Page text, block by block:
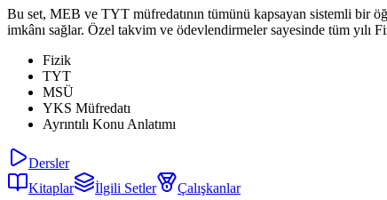
Bu set, MEB ve TYT müfredatının tümünü kapsayan sistemli bir
imkânı sağlar. Özel takvim ve ödevlendirmeler sayesinde tüm yılı
Fizik
TYT
MSÜ
YKS Müfredatı
Ayrıntılı Konu Anlatımı
Dersler
Kitaplar
İlgili Setler Çalışkanlar